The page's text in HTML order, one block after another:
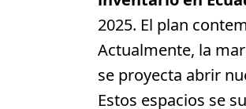
2025. El plan
Actualmente, la
se proyecta abrir
Estos espacios se